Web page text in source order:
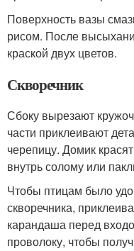
Поверхность вазы
рисом. После
краской двух цветов.
Скворечник
Сбоку вырезают
части приклеивают
черепицу. Домик
внутрь солому или
Чтобы птицам было
скворечника,
карандаша перед
проволоку, чтобы